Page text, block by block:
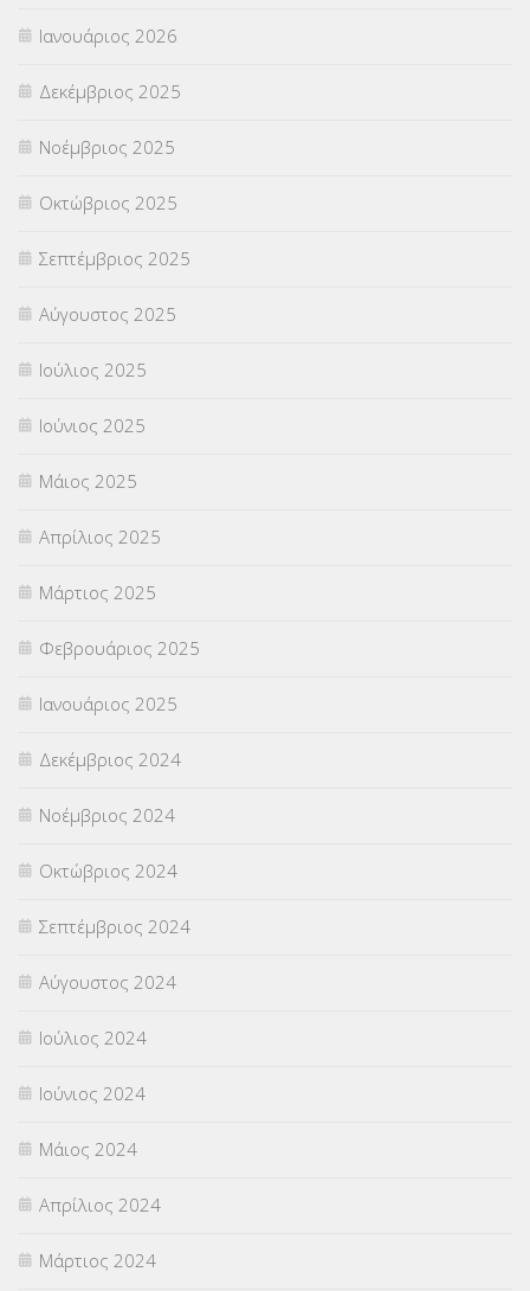
ΣΥΝΤΑΞΕΙΣ(12)
ΣΧΟΛΙΚΟΙ ΣΥΜΒΟΥΛΟΙ
ΥΠΕΡΑΡΙΘΜΟΙ(1)
ΥΠΟΤΡΟΦΙΕΣ(28)
ΦΥΣΙΚΗ ΑΓΩΓΗ(692)
Χωρίς κατηγορία
Ιανουάριος 2026
Δεκέμβριος 2025
Νοέμβριος 2025
Οκτώβριος 2025
Σεπτέμβριος 2025
Αύγουστος 2025
Ιούλιος 2025
Ιούνιος 2025
Μάιος 2025
Απρίλιος 2025
Μάρτιος 2025
Φεβρουάριος 2025
Ιανουάριος 2025
Δεκέμβριος 2024
Νοέμβριος 2024
Οκτώβριος 2024
Σεπτέμβριος 2024
Αύγουστος 2024
Ιούλιος 2024
Ιούνιος 2024
Μάιος 2024
Απρίλιος 2024
Μάρτιος 2024